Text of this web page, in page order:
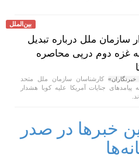
بین‌الملل
سازمان ملل درباره تبدیل
غزه دوم درپی محاصره
خبرنگاران» کارشناسان سازمان ملل متحد
پیامد‌های جنایات آمریکا علیه کوبا هشدار
خبرها در صدر